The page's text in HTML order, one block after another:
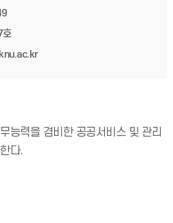
호
능력을 겸비한 공공서비스 및 관리
다.